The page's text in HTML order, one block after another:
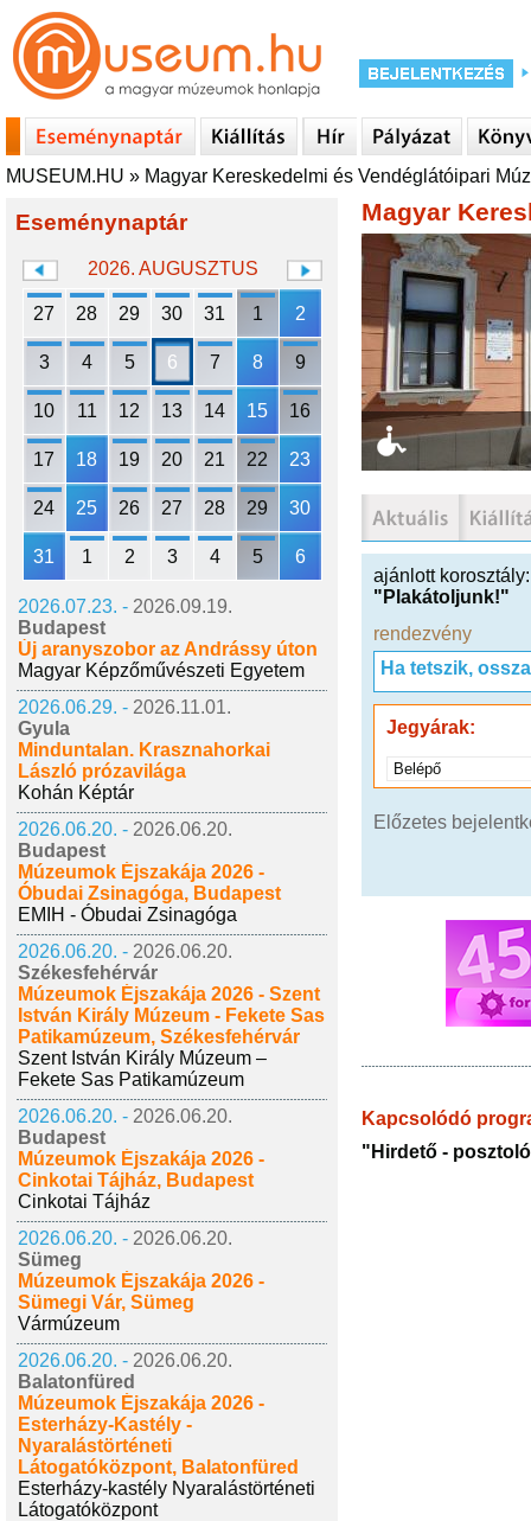
MUSEUM.HU » Magyar Kereskedelmi és Vendéglátóipari
Eseménynaptár
2026. AUGUSZTUS
27 28 29 30 31 1 2
3 4 5 6 7 8 9
10 11 12 13 14 15 16
17 18 19 20 21 22 23
24 25 26 27 28 29 30
31 1 2 3 4 5 6
2026.07.23. - 2026.09.19.
Budapest
Új aranyszobor az Andrássy úton
Magyar Képzőművészeti Egyetem
2026.06.29. - 2026.11.01.
Gyula
Minduntalan. Krasznahorkai
László prózavilága
Kohán Képtár
2026.06.20. - 2026.06.20.
Budapest
Múzeumok Éjszakája 2026 -
Óbudai Zsinagóga, Budapest
EMIH - Óbudai Zsinagóga
2026.06.20. - 2026.06.20.
Székesfehérvár
Múzeumok Éjszakája 2026 - Szent
István Király Múzeum - Fekete Sas
Patikamúzeum, Székesfehérvár
Szent István Király Múzeum –
Fekete Sas Patikamúzeum
2026.06.20. - 2026.06.20.
Budapest
Múzeumok Éjszakája 2026 -
Cinkotai Tájház, Budapest
Cinkotai Tájház
2026.06.20. - 2026.06.20.
Sümeg
Múzeumok Éjszakája 2026 -
Sümegi Vár, Sümeg
Vármúzeum
2026.06.20. - 2026.06.20.
Balatonfüred
Múzeumok Éjszakája 2026 -
Esterházy-Kastély -
Nyaralástörténeti
Látogatóközpont, Balatonfüred
Esterházy-kastély Nyaralástörténeti
Látogatóközpont
Magyar
ajánlott
"Plakátoljunk!"
rendezvény
Ha tetszik,
Jegyárak:
Belépő
Előzetes
Kapcsolódó
"Hirdető -